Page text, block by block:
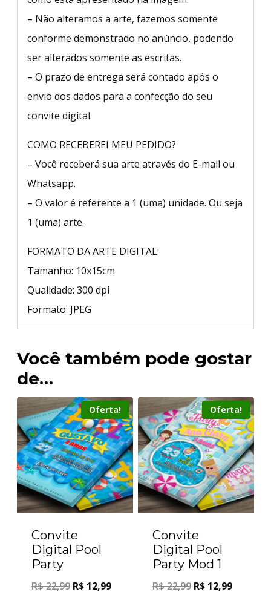
– Não alteramos a arte, fazemos somente
conforme demonstrado no anúncio, podendo
ser alterados somente as escritas.
– O prazo de entrega será contado após o
envio dos dados para a confecção do seu
convite digital.
COMO RECEBEREI MEU PEDIDO?
– Você receberá sua arte através do E-mail ou
Whatsapp.
– O valor é referente a 1 (uma) unidade. Ou seja
1 (uma) arte.
FORMATO DA ARTE DIGITAL:
Tamanho: 10x15cm
Qualidade: 300 dpi
Formato: JPEG
Você também pode gostar
de…
Oferta!
Convite
Digital Pool
Party
R$22,99 R$ 12,99
Oferta!
Convite
Digital Pool
Party Mod 1
R$22,99 R$ 12,99